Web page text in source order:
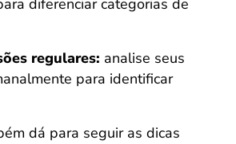
diferenciar categorias de
regulares: analise seus
para identificar
dá para seguir as dicas